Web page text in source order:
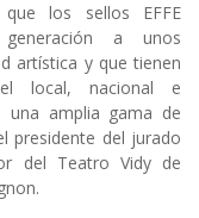
los sellos EFFE
a unos
artística y que tienen
local, nacional e
una amplia gama de
presidente del jurado
del Teatro Vidy de